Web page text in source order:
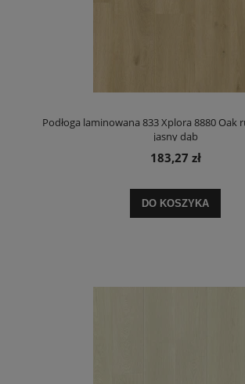
Podłoga laminowana 833 Xplora 8880 Oak
jasny dąb
183,27 zł
DO KOSZYKA